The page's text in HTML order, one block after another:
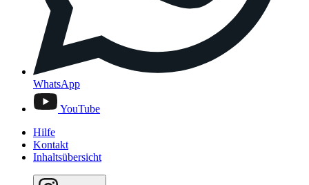
WhatsApp
YouTube
Hilfe
Kontakt
Inhaltsübersicht